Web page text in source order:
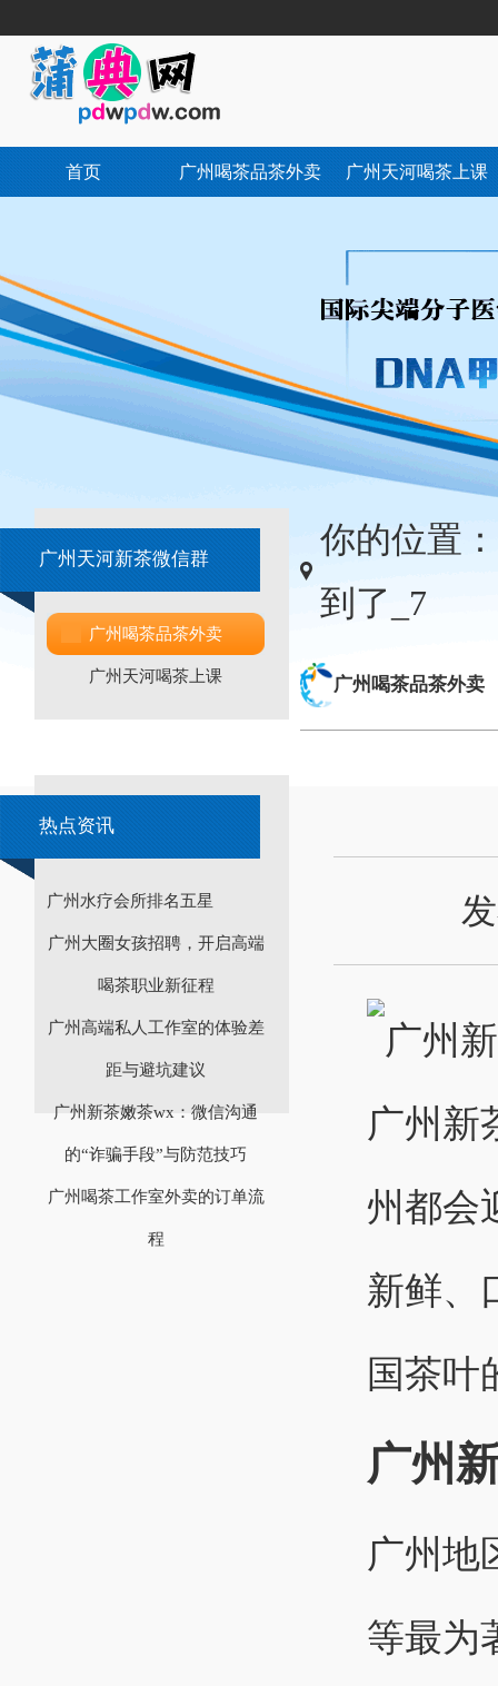
首页 广州喝茶品茶外卖 广州天河喝茶上课
广州天河新茶微信群
广州喝茶品茶外卖
广州天河喝茶上课
热点资讯
广州水疗会所排名五星
广州大圈女孩招聘，开启高端
喝茶职业新征程
广州高端私人工作室的体验差
距与避坑建议
‌广州新茶嫩茶wx‌：微信沟通
的“诈骗手段”与防范技巧
广州喝茶工作室外卖的订单流
程
你的位置：
到了_7
广州喝茶品茶外卖
广州新
州都会
新鲜、
国茶叶
广州
广州地
等最为